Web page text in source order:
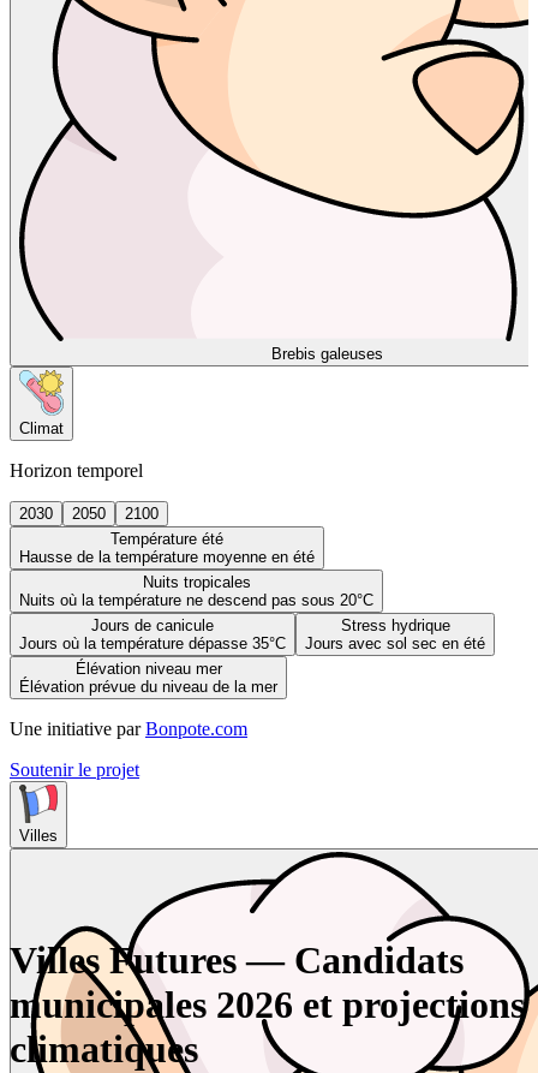
Brebis galeuses
Climat
Horizon temporel
2030 2050
2100
Température été
Hausse de la température moyenne en été
Nuits tropicales
Nuits où la température ne descend pas sous 20°C
Jours de canicule
Jours où la température dépasse 35°C
Stress hydrique
Jours avec sol sec en été
Élévation niveau mer
Élévation prévue du niveau de la mer
Une initiative par Bonpote.com
Soutenir le projet
Villes
Villes Futures — Candidats
municipales 2026 et projections
climatiques